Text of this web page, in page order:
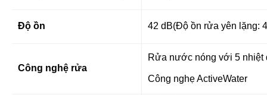
Độ ồn 42 dB(Độ ồn rửa yên lặng:
Công nghệ rửa
Rửa nước nóng với 5 nhiệt
Công nghẹ ActiveWater